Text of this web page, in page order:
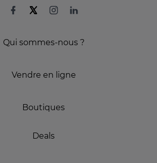
Qui sommes-nous ?
Vendre en ligne
Boutiques
Deals